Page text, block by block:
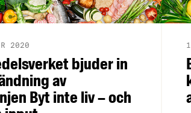
bjuder in
av
Byt inte liv – och
2020